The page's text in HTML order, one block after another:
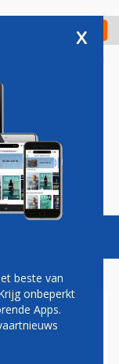
Check in
Vacatures
x
beste van
onbeperkt
Apps.